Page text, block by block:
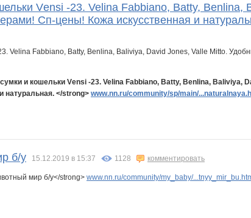
Vеnsi -23. Velina Fabbiano, Batty, Benlina,
Сп-цены! Кожа искусственная и
и кошельки Vеnsi -23. Velina Fabbiano, Batty, Benlina, Baliviya,
натуральная. </strong> www.nn.ru/community/sp/main/
б/у 15.12.2019 в 15:37 1128 комментировать
мир б/у</strong> www.nn.ru/community/my_baby/